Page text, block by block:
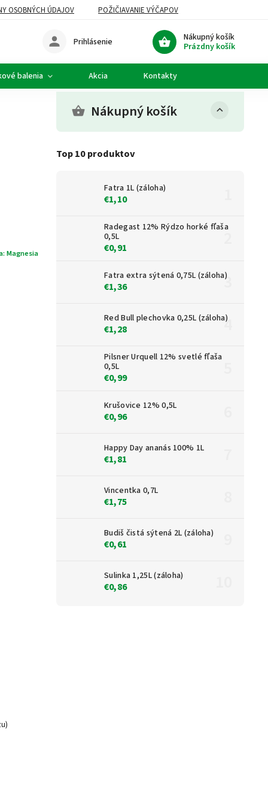
OSOBNÝCH ÚDAJOV POŽIČIAVANIE VÝČAPOV
Nákupný košík
Prázdny košík
Prihlásenie
balenia Akcia Kontakty
Nákupný košík
Top 10 produktov
Fatra 1L (záloha)
€1,10
Radegast 12% Rýdzo horké fľaša
0,5L
€0,91
Fatra extra sýtená 0,75L (záloha)
€1,36
Red Bull plechovka 0,25L (záloha)
€1,28
Pilsner Urquell 12% svetlé fľaša
0,5L
€0,99
Krušovice 12% 0,5L
€0,96
Happy Day ananás 100% 1L
€1,81
Vincentka 0,7L
€1,75
Budiš čistá sýtená 2L (záloha)
€0,61
Sulinka 1,25L (záloha)
€0,86
Magnesia